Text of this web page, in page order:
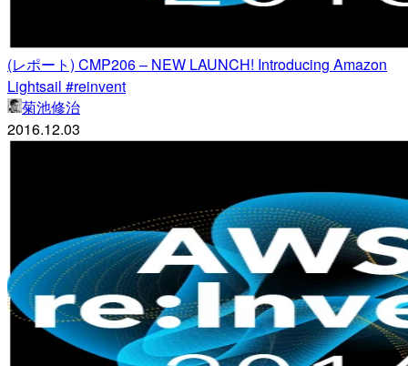
(レポート) CMP206 – NEW LAUNCH! Introducing Amazon
Lightsail #reinvent
菊池修治
2016.12.03